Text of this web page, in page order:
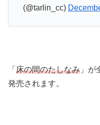
(@tarlin_cc)
「 床の間のたしなみ 」
発売されます。